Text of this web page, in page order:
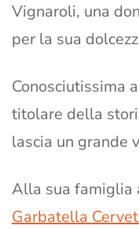
Vignaroli, una
per la sua
Conosciutissima
titolare della
lascia un grande
Alla sua famiglia
Garbatella